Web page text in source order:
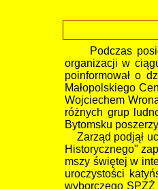
Podczas
organizacji w
poinformował o
Małopolskiego
Wojciechem
różnych grup
Bytomsku
Zarząd podjął
Historycznego"
mszy świętej w
uroczystości
wyborczego